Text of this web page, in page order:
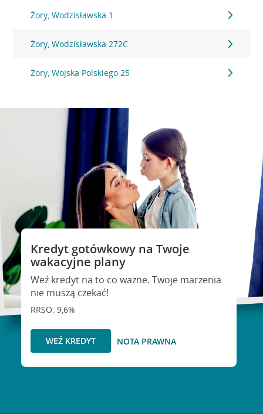
Żory, Wodzisławska 1
Żory, Wodzisławska 272C
Żory, Wojska Polskiego 25
Kredyt gotówkowy na Twoje
wakacyjne plany
Weź kredyt na to co ważne. Twoje marzenia
nie muszą czekać!
RRSO: 9,6%
WEŹ KREDYT NOTA PRAWNA